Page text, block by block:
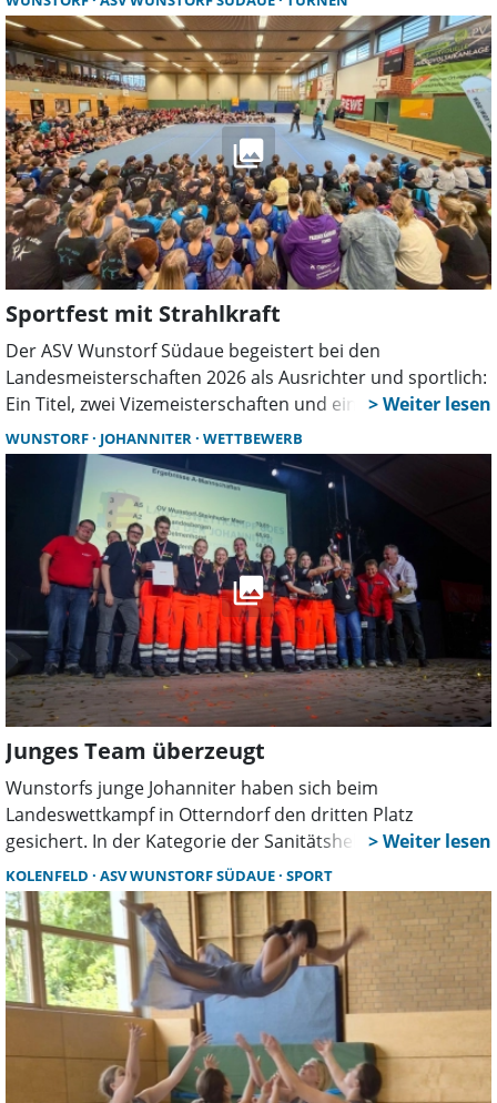
werden erstattet.
Sportfest mit Strahlkraft
Der ASV Wunstorf Südaue begeistert bei den
Landesmeisterschaften 2026 als Ausrichter und sportlich:
Ein Titel, zwei Vizemeisterschaften und eine rundum
gelungene Organisation mit 500 Teilnehmern machen das
Wochenende zu einem besonderen Erfolg für Verein und
WUNSTORF JOHANNITER WETTBEWERB
Junges Team überzeugt
Wunstorfs junge Johanniter haben sich beim
Landeswettkampf in Otterndorf den dritten Platz
gesichert. In der Kategorie der Sanitätshelfer überzeugte
das Team mit Einsatz, Teamgeist und guter Vorbereitung.
KOLENFELD ASV WUNSTORF SÜDAUE SPORT